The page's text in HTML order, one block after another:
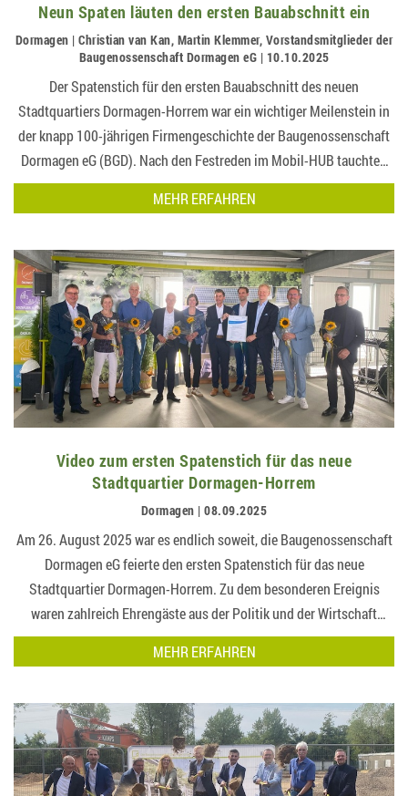
Neun Spaten läuten den ersten Bauabschnitt ein
Dormagen | Christian van Kan, Martin Klemmer, Vorstandsmitglieder der
Baugenossenschaft Dormagen eG | 10.10.2025
Der Spatenstich für den ersten Bauabschnitt des neuen
Stadtquartiers Dormagen-Horrem war ein wichtiger Meilenstein in
der knapp 100-jährigen Firmengeschichte der Baugenossenschaft
Dormagen eG (BGD). Nach den Festreden im Mobil-HUB tauchten
neun Spaten auf der Baustelle ins Erdreich ein und machten
deutlich: Ab jetzt wird g…
MEHR ERFAHREN
Video zum ersten Spatenstich für das neue
Stadtquartier Dormagen-Horrem
Dormagen | 08.09.2025
Am 26. August 2025 war es endlich soweit, die Baugenossenschaft
Dormagen eG feierte den ersten Spatenstich für das neue
Stadtquartier Dormagen-Horrem. Zu dem besonderen Ereignis
waren zahlreich Ehrengäste aus der Politik und der Wirtschaft
erschienen, daunter auch Bürgermeister von Dormagen Erik
Lierenfeld….
MEHR ERFAHREN